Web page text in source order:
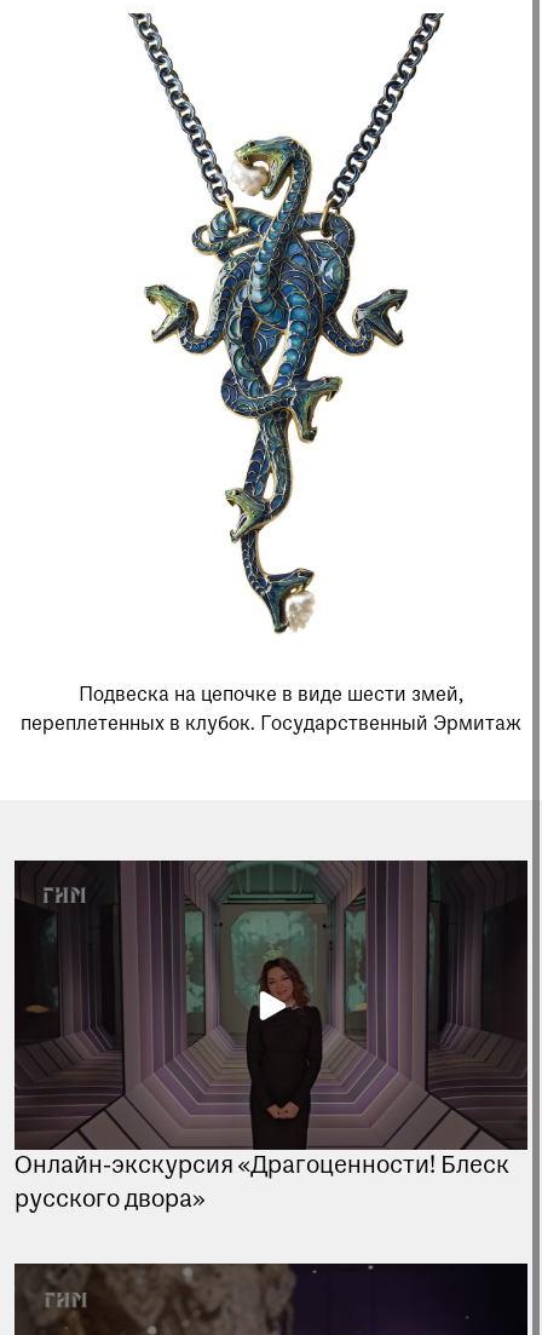
Подвеска на цепочке в виде шести змей,
переплетенных в клубок. Государственный Эрмитаж
Онлайн-экскурсия «Драгоценности! Блеск
русского двора»